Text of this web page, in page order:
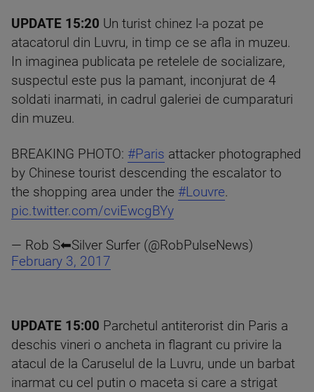
UPDATE 15:20 Un turist chinez l-a pozat pe
atacatorul din Luvru, in timp ce se afla in muzeu.
In imaginea publicata pe retelele de socializare,
suspectul este pus la pamant, inconjurat de 4
soldati inarmati, in cadrul galeriei de cumparaturi
din muzeu.
BREAKING PHOTO: #Paris attacker photographed
by Chinese tourist descending the escalator to
the shopping area under the #Louvre.
pic.twitter.com/cviEwcgBYy
— Rob S⬅︎Silver Surfer (@RobPulseNews)
February 3, 2017
UPDATE 15:00 Parchetul antiterorist din Paris a
deschis vineri o ancheta in flagrant cu privire la
atacul de la Caruselul de la Luvru, unde un barbat
inarmat cu cel putin o maceta si care a strigat